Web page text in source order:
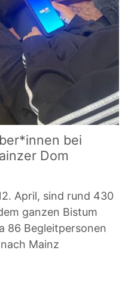
bei
Dom
April, sind rund 430
ganzen Bistum
86 Begleitpersonen
Mainz